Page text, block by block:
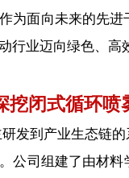
为面向未来的先
行业迈向绿色、高
挖闭式循环喷
到产业生态链的
公司组建了由材